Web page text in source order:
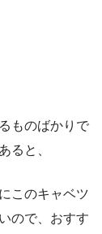
ものばかりで
ると、
このキャベツ
ので、おすす